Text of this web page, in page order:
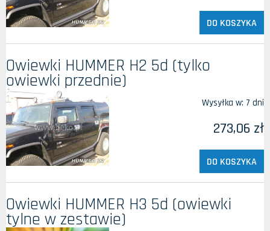
DO KOSZYKA
Owiewki HUMMER H2 5d (tylko
owiewki przednie)
Wysyłka w: 7 dni
273,06 zł
DO KOSZYKA
Owiewki HUMMER H3 5d (owiewki
tylne w zestawie)